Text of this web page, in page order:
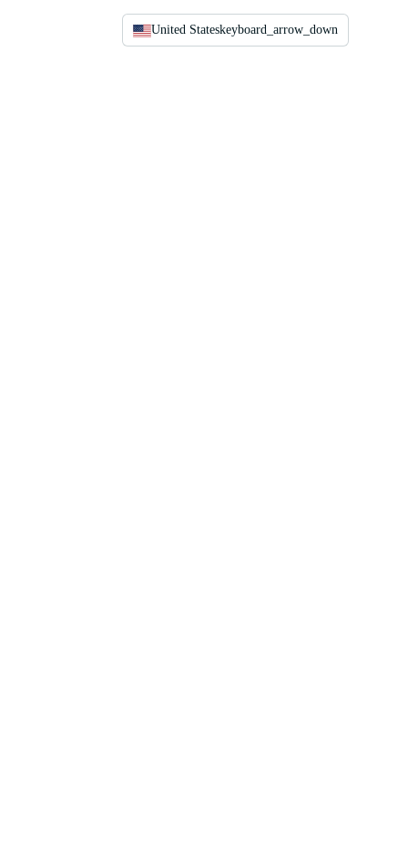
United Stateskeyboard_arrow_down